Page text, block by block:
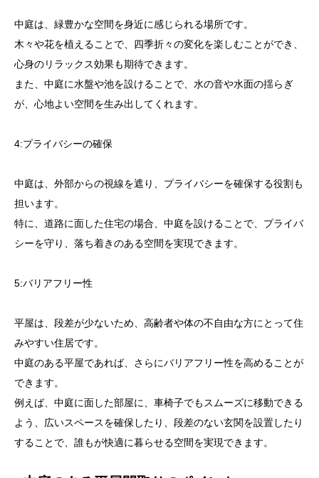
中庭は、緑豊かな空間を身近に感じられる場所です。
木々や花を植えることで、四季折々の変化を楽しむことができ、
心身のリラックス効果も期待できます。
また、中庭に水盤や池を設けることで、水の音や水面の揺らぎ
が、心地よい空間を生み出してくれます。
4:プライバシーの確保
中庭は、外部からの視線を遮り、プライバシーを確保する役割も
担います。
特に、道路に面した住宅の場合、中庭を設けることで、プライバ
シーを守り、落ち着きのある空間を実現できます。
5:バリアフリー性
平屋は、段差が少ないため、高齢者や体の不自由な方にとって住
みやすい住居です。
中庭のある平屋であれば、さらにバリアフリー性を高めることが
できます。
例えば、中庭に面した部屋に、車椅子でもスムーズに移動できる
よう、広いスペースを確保したり、段差のない玄関を設置したり
することで、誰もが快適に暮らせる空間を実現できます。